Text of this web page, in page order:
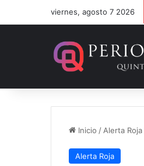
viernes, agosto 7 2026
Inicio / Alerta Roja
Alerta Roja